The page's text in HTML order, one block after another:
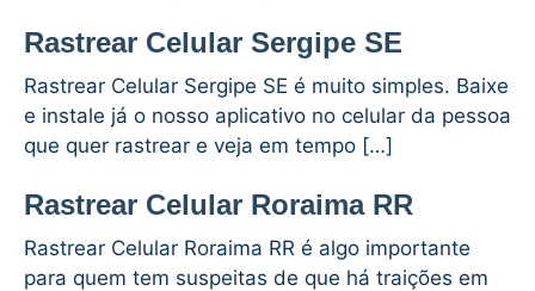
Rastrear Celular Sergipe SE
Rastrear Celular Sergipe SE é muito simples. Baixe
e instale já o nosso aplicativo no celular da pessoa
que quer rastrear e veja em tempo […]
Rastrear Celular Roraima RR
Rastrear Celular Roraima RR é algo importante
para quem tem suspeitas de que há traições em